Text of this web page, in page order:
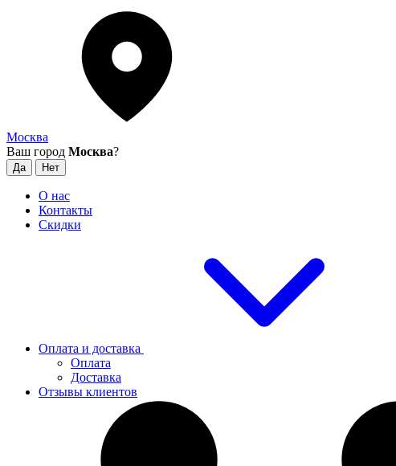
Москва
Ваш город Москва?
О нас
Контакты
Скидки
Оплата и доставка
Оплата
Доставка
Отзывы клиентов